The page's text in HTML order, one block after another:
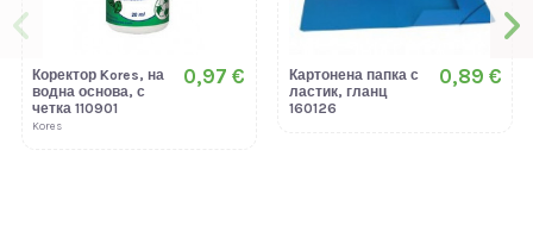
Коректор Kores, на
водна основа, с
четка 110901
Kores
0,97 €
Картонена папка с
ластик, гланц
160126
0,89 €